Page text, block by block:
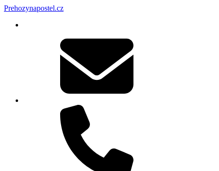
Prehozynapostel.cz